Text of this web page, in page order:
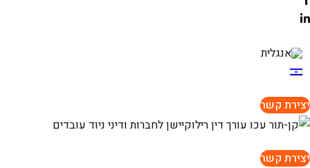
יצירת קשר
יצירת קשר